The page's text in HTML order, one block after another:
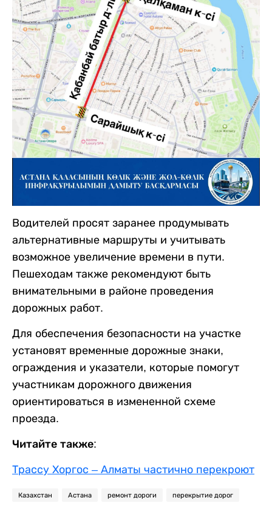
Водителей просят заранее продумывать
альтернативные маршруты и учитывать
возможное увеличение времени в пути.
Пешеходам также рекомендуют быть
внимательными в районе проведения
дорожных работ.
Для обеспечения безопасности на участке
установят временные дорожные знаки,
ограждения и указатели, которые помогут
участникам дорожного движения
ориентироваться в измененной схеме
проезда.
Читайте также:
Трассу Хоргос – Алматы частично перекроют
Казахстан Астана ремонт дороги перекрытие дорог